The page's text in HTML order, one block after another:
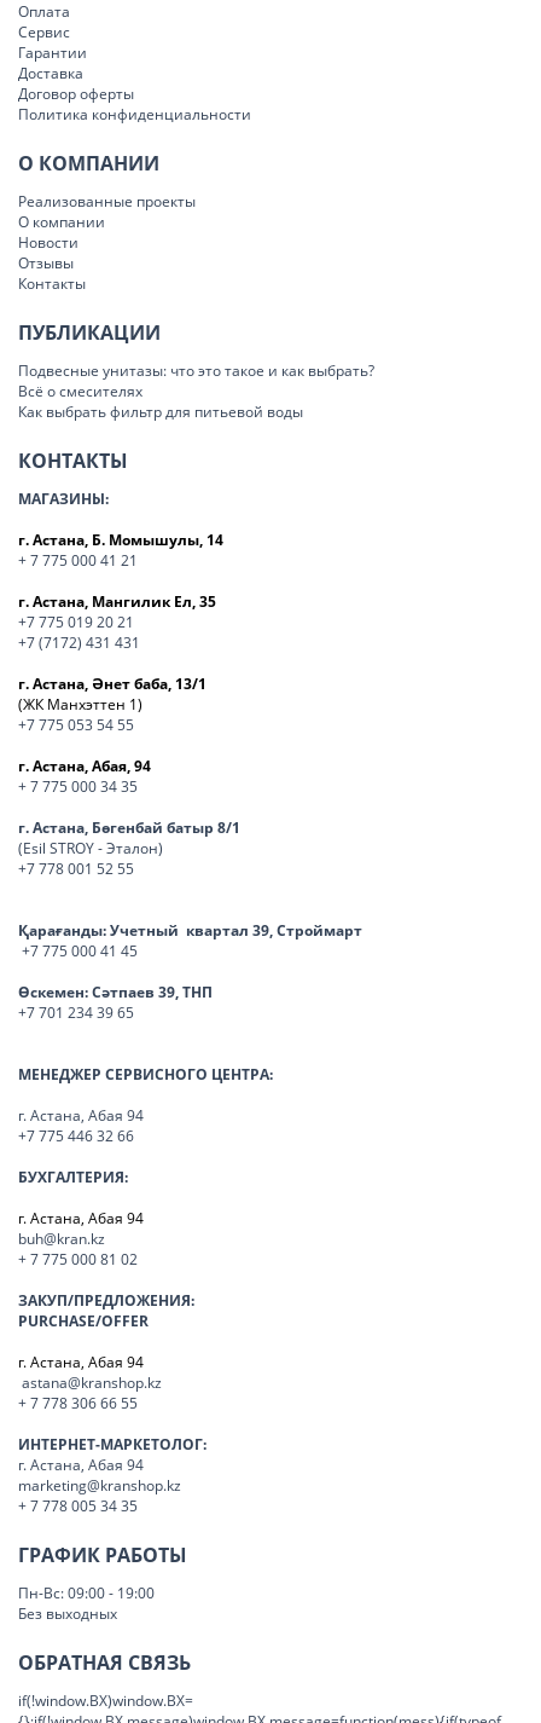
Оплата
Сервис
Гарантии
Доставка
Договор оферты
Политика конфиденциальности
О КОМПАНИИ
Реализованные проекты
О компании
Новости
Отзывы
Контакты
ПУБЛИКАЦИИ
Подвесные унитазы: что это такое и как выбрать?
Всё о смесителях
Как выбрать фильтр для питьевой воды
КОНТАКТЫ
МАГАЗИНЫ:
г. Астана, Б. Момышулы, 14
+ 7 775 000 41 21
г. Астана, Мангилик Ел, 35
+7 775 019 20 21
+7 (7172) 431 431
г. Астана, Әнет баба, 13/1
(ЖК Манхэттен 1)
+7 775 053 54 55
г. Астана, Абая, 94
+ 7 775 000 34 35
г. Астана, Бөгенбай батыр 8/1
(Esil STROY - Эталон)
+7 778 001 52 55
Қарағанды:Учетный квартал 39, Строймарт
+7 775 000 41 45
Өскемен:Сәтпаев 39, ТНП
+7 701 234 39 65
МЕНЕДЖЕР СЕРВИСНОГО ЦЕНТРА:
г. Астана, Абая 94
+7 775 446 32 66
БУХГАЛТЕРИЯ:
г. Астана, Абая 94
buh@kran.kz
+ 7 775 000 81 02
ЗАКУП/ПРЕДЛОЖЕНИЯ:
PURCHASE/OFFER
г. Астана, Абая 94
astana@kranshop.kz
+ 7 778 306 66 55
ИНТЕРНЕТ-МАРКЕТОЛОГ:
г. Астана, Абая 94
marketing@kranshop.kz
+ 7 778 005 34 35
ГРАФИК РАБОТЫ
Пн-Вс: 09:00 - 19:00
Без выходных
ОБРАТНАЯ СВЯЗЬ
if(!window.BX)window.BX=